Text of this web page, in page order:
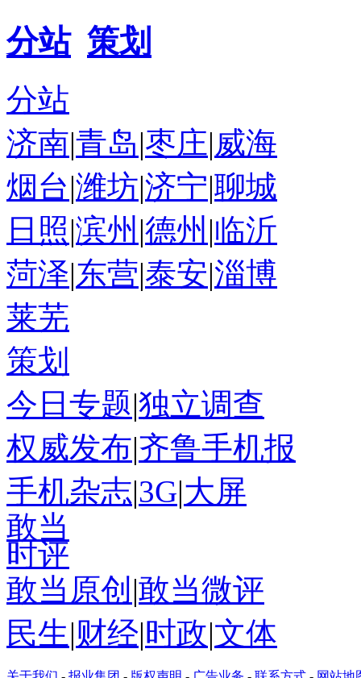
分站 策划
分站
济南|青岛|枣庄|威海
烟台|潍坊|济宁|聊城
日照|滨州 |德州 |临沂
菏泽|东营|泰安|淄博
莱芜
策划
今日专题|独立调查
权威发布|齐鲁手机报
手机杂志|3G|大屏
敢当
时评
敢当原创 |敢当微评
民生|财经|时政|文体